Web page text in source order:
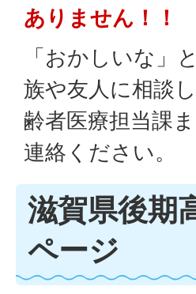
ありません！！
「おかしいな」
族や友人に相談
齢者医療担当課
連絡ください。
滋賀県後期
ページ